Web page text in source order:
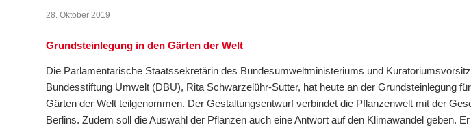
28. Oktober 2019
Grundsteinlegung in den Gärten der Welt
Die Parlamentarische Staatssekretärin des Bundesumweltministeriums und
Bundesstiftung Umwelt (DBU), Rita Schwarzelühr-Sutter, hat heute an der Grundsteinlegung
Gärten der Welt teilgenommen. Der Gestaltungsentwurf verbindet die Pflanzenwelt mit der
Berlins. Zudem soll die Auswahl der Pflanzen auch eine Antwort auf den Klimawandel geben.